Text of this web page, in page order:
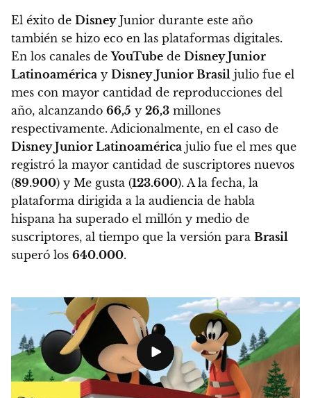
El éxito de DisneyJunior durante este año
también se hizo eco en las plataformas digitales.
En los canales deYouTube de Disney Junior
Latinoamérica y Disney Junior Brasil julio fue el
mes con mayor cantidad de reproducciones del
año, alcanzando 66,5 y 26,3 millones
respectivamente. Adicionalmente, en el caso de
Disney Junior Latinoamérica julio fue el mes que
registró la mayor cantidad de suscriptores nuevos
(89.900) y Me gusta (123.600). A la fecha, la
plataforma dirigida a la audiencia de habla
hispana ha superado el millón y medio de
suscriptores, al tiempo que la versión para Brasil
superó los 640.000.